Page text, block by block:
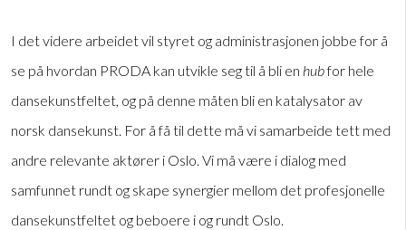
I det videre arbeidet vil styret og administrasjonen jobbe for å
se på hvordan PRODA kan utvikle seg til å bli en hubfor hele
dansekunstfeltet, og på denne måten bli en katalysator av
norsk dansekunst. For å få til dette må vi samarbeide tett med
andre relevante aktører i Oslo. Vi må være i dialog med
samfunnet rundt og skape synergier mellom det profesjonelle
dansekunstfeltet og beboere i og rundt Oslo.